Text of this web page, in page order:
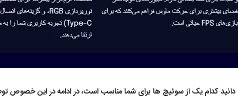
کدام یک از سوئیچ ها برای شما مناسب است، در ادامه در این خصوص